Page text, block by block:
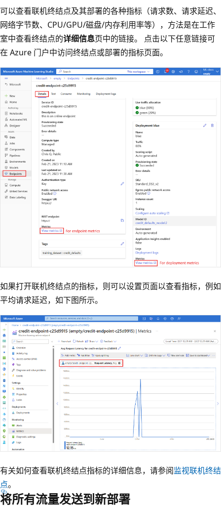
可以查看联机终结点及其部署的各种指标（请求数、请求延迟、
网络字节数、CPU/GPU/磁盘/内存利用率等），方法是在工作
室中查看终结点的详细信息页中的链接。 点击以下任意链接可
在 Azure 门户中访问终结点或部署的指标页面。
如果打开联机终结点的指标，则可以设置页面以查看指标，例如
平均请求延迟，如下图所示。
有关如何查看联机终结点指标的详细信息，请参阅监视联机终结
点。
将所有流量发送到新部署